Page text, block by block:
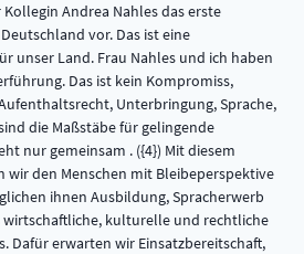
Andrea Nahles das erste
vor. Das ist eine
unser Land. Frau Nahles und ich haben
Das ist kein Kompromiss,
Unterbringung, Sprache,
die Maßstäbe für gelingende
nur gemeinsam . ({4}) Mit diesem
wir den Menschen mit Bleibeperspektive
ihnen Ausbildung, Spracherwerb
wirtschaftliche, kulturelle und rechtliche
Dafür erwarten wir Einsatzbereitschaft,